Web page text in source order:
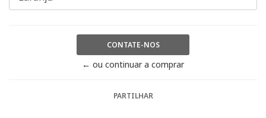
CONTATE-NOS
← ou continuar a comprar
PARTILHAR